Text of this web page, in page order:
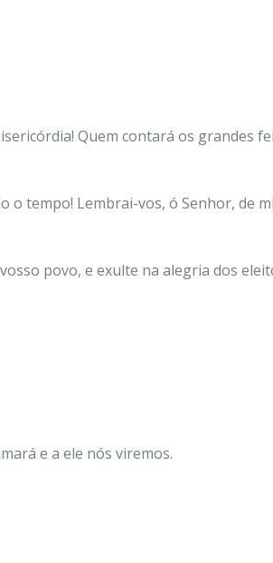
Quem contará os grandes
o tempo! Lembrai-vos, ó Senhor, de
povo, e exulte na alegria dos
e a ele nós viremos.